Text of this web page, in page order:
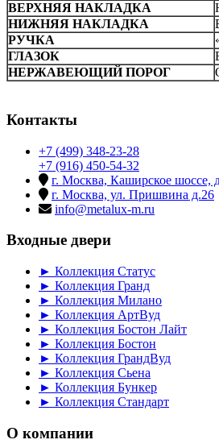
ВЕРХНЯЯ НАКЛАДКА
НИЖНЯЯ НАКЛАДКА
РУЧКА
ГЛАЗОК
НЕРЖАВЕЮЩИЙ ПОРОГ
Контакты
+7 (499) 348-23-28
+7 (916) 450-54-32
г. Москва, Каширское шоссе,
г. Москва, ул. Пришвина д.26
info@metalux-m.ru
Входные двери
► Коллекция Статус
► Коллекция Гранд
► Коллекция Милано
► Коллекция АртВуд
► Коллекция Бостон Лайт
► Коллекция Бостон
► Коллекция ГрандВуд
► Коллекция Сьена
► Коллекция Бункер
► Коллекция Стандарт
О компании